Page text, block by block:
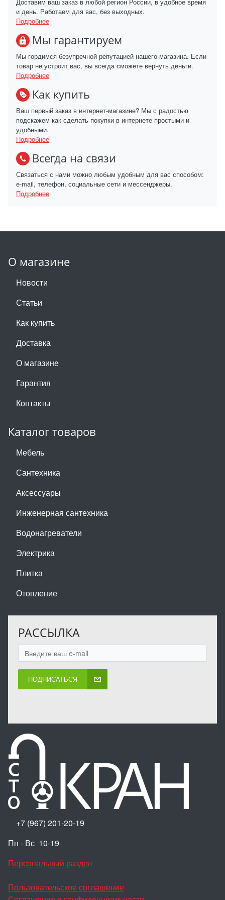
и день. Работаем для вас, без выходных.
Подробнее
Мы гарантируем
Мы гордимся безупречной репутацией нашего магазина. Если
товар не устроит вас, вы всегда сможете вернуть деньги.
Подробнее
Как купить
Ваш первый заказ в интернет-магазине? Мы с радостью
подскажем как сделать покупки в интернете простыми и
удобными.
Подробнее
Всегда на связи
Связаться с нами можно любым удобным для вас способом:
e-mail, телефон, социальные сети и мессенджеры.
Подробнее
О магазине
Новости
Статьи
Как купить
Доставка
О магазине
Гарантия
Контакты
Каталог товаров
Мебель
Сантехника
Аксессуары
Инженерная сантехника
Водонагреватели
Электрика
Плитка
Отопление
РАССЫЛКА
ПОДПИСАТЬСЯ
+7 (967) 201-20-19
Пн - Вс 10-19
Персональный раздел
Пользовательское соглашение